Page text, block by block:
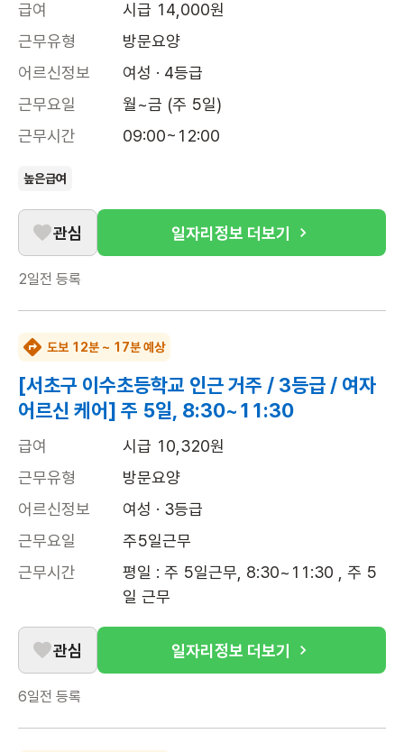
급여
시급 14,000원
근무유형
방문요양
어르신정보
여성 · 4등급
근무요일
월~금 (주 5일)
근무시간
09:00~12:00
높은급여
관심 일자리정보 더보기
2일전 등록
도보 12분 ~ 17분 예상
[서초구 이수초등학교 인근 거주 / 3등급 / 여자
어르신 케어] 주 5일, 8:30~11:30
급여
시급 10,320원
근무유형
방문요양
어르신정보
여성 · 3등급
근무요일
주5일근무
근무시간
평일 : 주 5일근무, 8:30~11:30 , 주 5
일 근무
관심 일자리정보 더보기
6일전 등록